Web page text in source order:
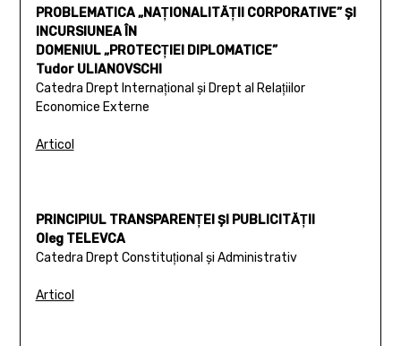
PROBLEMATICA „NAŢIONALITĂŢII CORPORATIVE” ŞI
INCURSIUNEA ÎN
DOMENIUL „PROTECŢIEI DIPLOMATICE”
Tudor ULIANOVSCHI
Catedra Drept Internaţional şi Drept al Relaţiilor
Economice Externe
Articol
PRINCIPIUL TRANSPARENŢEI ŞI PUBLICITĂŢII
Oleg TELEVCA
Catedra Drept Constituţional şi Administrativ
Articol